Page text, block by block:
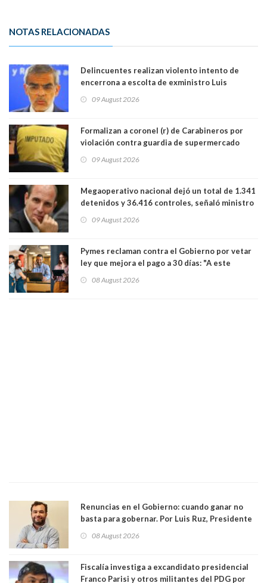
NOTAS RELACIONADAS
Delincuentes realizan violento intento de
encerrona a escolta de exministro Luis
Lo Espejo
09 August 2026
Formalizan a coronel (r) de Carabineros por
violación contra guardia de supermercado
09 August 2026
Megaoperativo nacional dejó un total de 1.341
detenidos y 36.416 controles, señaló ministro
09 August 2026
Pymes reclaman contra el Gobierno por vetar
ley que mejora el pago a 30 días: "A este
medianas empresas"
08 August 2026
Renuncias en el Gobierno: cuando ganar no
basta para gobernar. Por Luis Ruz, Presidente
08 August 2026
Fiscalía investiga a excandidato presidencial
Franco Parisi y otros militantes del PDG por